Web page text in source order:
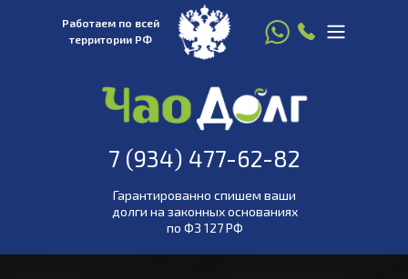
62-82
8 916 780 22 77
Работаем по всей
территории РФ
Гарантированно спишем ваши
долги на законных основаниях
по ФЗ 127 РФ
7 (934) 477-62-82